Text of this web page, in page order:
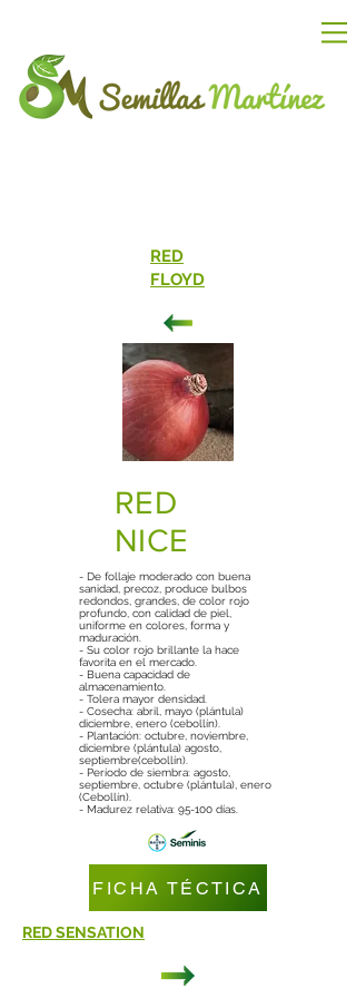
RED
FLOYD
RED
NICE
- De follaje moderado con buena
sanidad, precoz, produce bulbos
redondos, grandes, de color rojo
profundo, con calidad de piel,
uniforme en colores, forma y
maduración.
- Su color rojo brillante la hace
favorita en el mercado.
- Buena capacidad de
almacenamiento.
- Tolera mayor densidad.
- Cosecha: abril, mayo (plántula)
diciembre, enero (cebollín).
- Plantación: octubre, noviembre,
diciembre (plántula) agosto,
septiembre(cebollín).
- Período de siembra: agosto,
septiembre, octubre (plántula), enero
(Cebollín).
- Madurez relativa: 95-100 días.
FICHA TÉCTICA
RED SENSATION